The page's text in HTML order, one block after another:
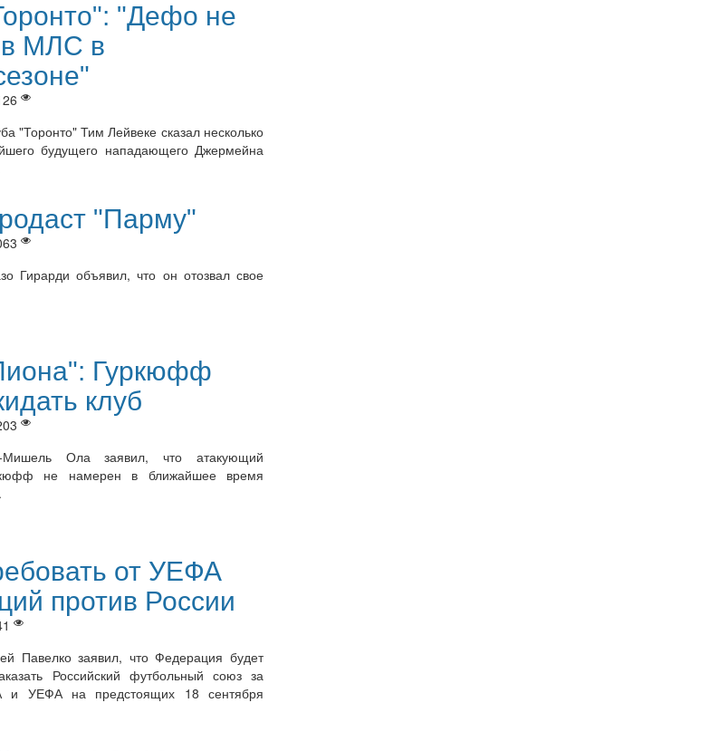
"Дефо не
в МЛС в
"Торонто" Тим Лейвеке сказал несколько
будущего нападающего Джермейна
"Парму"
Гирарди объявил, что он отозвал свое
Гуркюфф
клуб
Ола заявил, что атакующий
не намерен в ближайшее время
от УЕФА
против России
Павелко заявил, что Федерация будет
Российский футбольный союз за
и УЕФА на предстоящих 18 сентября